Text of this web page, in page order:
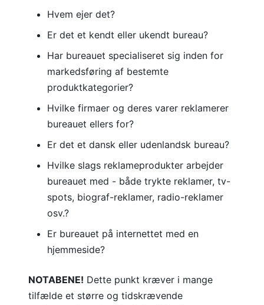
Hvem ejer det?
Er det et kendt eller ukendt bureau?
Har bureauet specialiseret sig inden for
markedsføring af bestemte
produktkategorier?
Hvilke firmaer og deres varer reklamerer
bureauet ellers for?
Er det et dansk eller udenlandsk bureau?
Hvilke slags reklameprodukter arbejder
bureauet med - både trykte reklamer, tv-
spots, biograf-reklamer, radio-reklamer
osv.?
Er bureauet på internettet med en
hjemmeside?
NOTABENE! Dette punkt kræver i mange
tilfælde et større og tidskrævende